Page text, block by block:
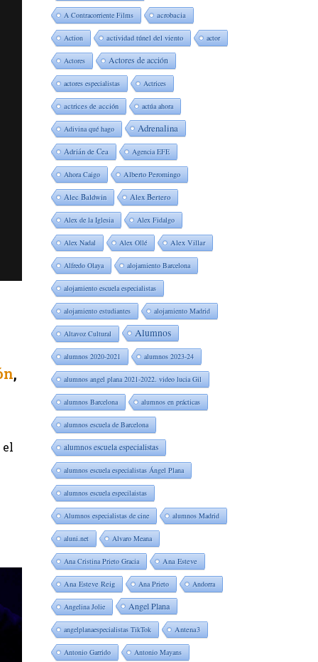
,
el
A Contracorriente Films acrobacia
Action actividad túnel del viento actor
Actores Actores de acción
actores especialistas Actrices
actrices de acción actúa ahora
Adivina qué hago Adrenalina
Adrián de Cea Agencia EFE
Ahora Caigo Alberto Peromingo
Alec Baldwin Alex Bertero
Alex de la Iglesia Alex Fidalgo
Alex Nadal Alex Ollé Alex Villar
Alfredo Olaya alojamiento Barcelona
alojamiento escuela especialistas
alojamiento estudiantes alojamiento Madrid
Altavoz Cultural Alumnos
alumnos 2020-2021 alumnos 2023-24
alumnos angel plana 2021-2022. video lucia Gil
alumnos Barcelona alumnos en prácticas
alumnos escuela de Barcelona
alumnos escuela especialistas
alumnos escuela especialistas Ángel Plana
alumnos escuela especilaistas
Alumnos especialistas de cine alumnos Madrid
aluni.net Alvaro Meana
Ana Cristina Prieto Gracia Ana Esteve
Ana Esteve Reig Ana Prieto Andorra
Angelina Jolie Angel Plana
angelplanaespecialistas TikTok Antena3
Antonio Garrido Antonio Mayans